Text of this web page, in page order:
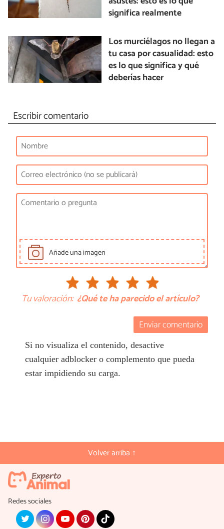
significa realmente
Los murciélagos no llegan a
tu casa por casualidad: esto
es lo que significa y qué
deberías hacer
Escribir comentario
Añade una imagen
Tu valoración: ¿Qué te ha parecido el artículo?
Enviar comentario
Si no visualiza el contenido, desactive
cualquier adblocker o complemento que pueda
estar impidiendo su carga.
Volver arriba ↑
Redes sociales